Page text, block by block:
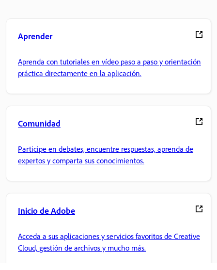
Aprender
Aprenda con tutoriales en vídeo paso a paso y orientación
práctica directamente en la aplicación.
Comunidad
Participe en debates, encuentre respuestas, aprenda de
expertos y comparta sus conocimientos.
Inicio de Adobe
Acceda a sus aplicaciones y servicios favoritos de Creative
Cloud, gestión de archivos y mucho más.